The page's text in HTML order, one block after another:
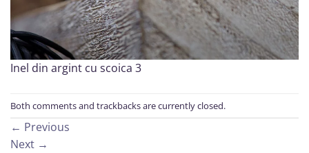
Inel din argint cu scoica 3
Both comments and trackbacks are currently closed.
← Previous
Next →